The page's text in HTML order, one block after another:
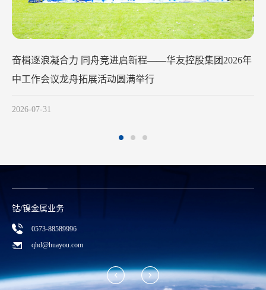
华友钴业2026年中工作会议在苏州召开
钴/镍金属业务
0573-88589996
qhd@huayou.com